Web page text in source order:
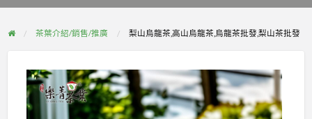
problem
茶葉介紹/銷售/推廣 梨山烏龍茶,高山烏龍茶,烏龍茶批發,梨山茶批發